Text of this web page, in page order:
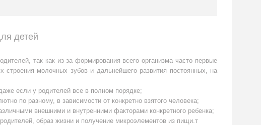
детей
так как из-за формирования всего организма часто первые
молочных зубов и дальнейшего развития постоянных, на
если у родителей все в полном порядке;
по разному, в зависимости от конкретно взятого человека;
внешними и внутренними факторами конкретного ребенка;
образ жизни и получение микроэлементов из пищи.т